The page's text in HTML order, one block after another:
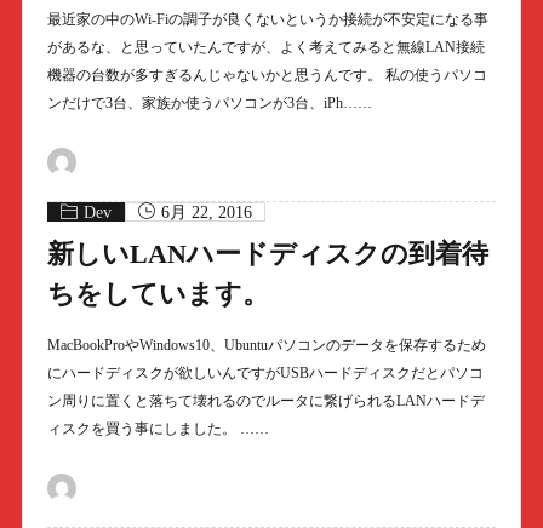
最近家の中のWi-Fiの調子が良くないというか接続が不安定になる事
があるな、と思っていたんですが、よく考えてみると無線LAN接続
機器の台数が多すぎるんじゃないかと思うんです。 私の使うパソコ
ンだけで3台、家族か使うパソコンが3台、iPh……
Dev 6月 22, 2016
新しいLANハードディスクの到着待
ちをしています。
MacBookProやWindows10、Ubuntuパソコンのデータを保存するため
にハードディスクが欲しいんですがUSBハードディスクだとパソコ
ン周りに置くと落ちて壊れるのでルータに繋げられるLANハードデ
ィスクを買う事にしました。 ……